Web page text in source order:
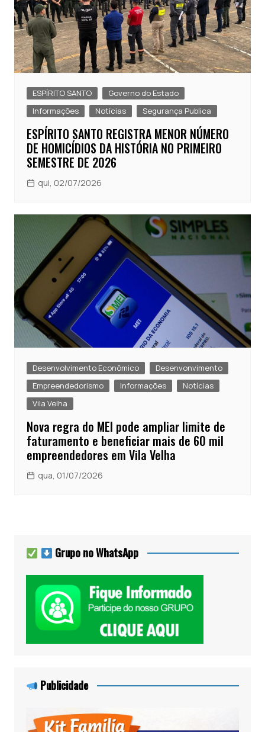
ESPÍRITO SANTO
Governo do Estado
Informações
Notícias Segurança Publica
ESPÍRITO SANTO REGISTRA MENOR NÚMERO
DE HOMICÍDIOS DA HISTÓRIA NO PRIMEIRO
SEMESTRE DE 2026
qui, 02/07/2026
Desenvolvimento Econômico
Desenvonvimento
Empreendedorismo
Informações
Notícias
Vila Velha
Nova regra do MEI pode ampliar limite de
faturamento e beneficiar mais de 60 mil
empreendedores em Vila Velha
qua, 01/07/2026
Grupo no WhatsApp
Publicidade